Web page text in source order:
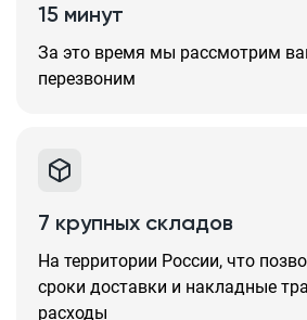
15 минут
За это время мы рассмотрим
перезвоним
7 крупных складов
На территории России, что
сроки доставки и накладные
расходы